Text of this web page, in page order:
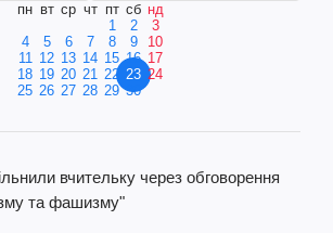
пн вт ср чт пт сб нд
1
2
3
4
5 6 7 8 9
10
11 12 13 14 15 16 17
18 19 20 21 22 23 24
25 26 27 28 29 30
вчительку через обговорення
та фашизму"